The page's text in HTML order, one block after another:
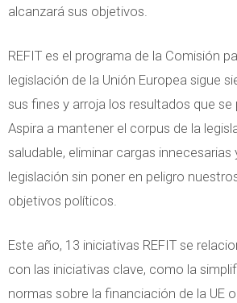
alcanzará sus objetivos.
REFIT es el programa de la Comisión
legislación de la Unión Europea sigue
sus fines y arroja los resultados que se
Aspira a mantener el corpus de la
saludable, eliminar cargas innecesarias
legislación sin poner en peligro
objetivos políticos.
Este año, 13 iniciativas REFIT se
con las iniciativas clave, como la
normas sobre la financiación de la UE